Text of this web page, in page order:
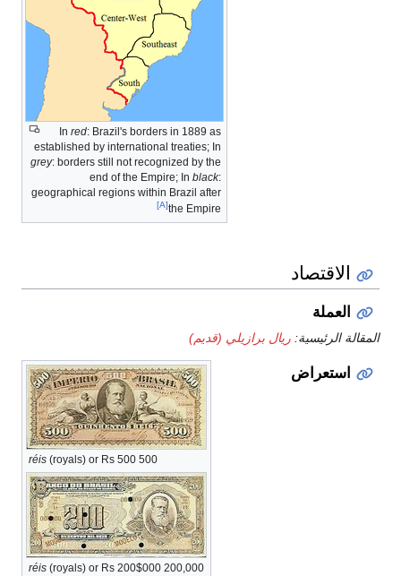
In red: Brazil's borders in 1889 as
established by international treaties; In
grey: borders still not recognized by the
end of the Empire; In black:
geographical regions within Brazil after
the Empire
[A]
الاقتصاد
العملة
المقالة الرئيسية: ريال برازيلي (قديم)
500
réis (royals) or Rs 500
200,000
réis (royals) or Rs 200$000
استعراض